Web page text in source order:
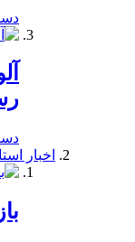
اخبار